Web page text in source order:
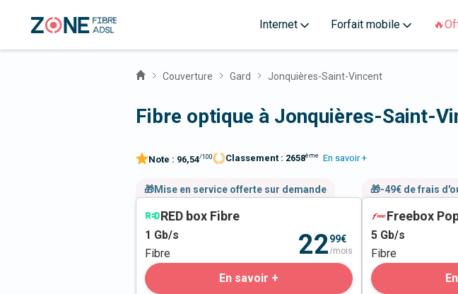
Internet Forfait mobile
Couverture Gard Jonquières-Saint-Vincent
Fibre optique à Jonquières-Saint-
Note : 96,54/100 Classement : 2658ème En savoir +
🎁Mise en service offerte sur demande
RED box Fibre
1 Gb/s
Fibre
2299€
/mois
En savoir +
🎁-49€ de frais
Freebox
5 Gb/s
Fibre